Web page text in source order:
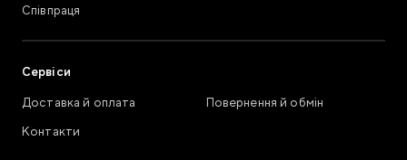
Співпраця
Сервіси
Доставка й оплата
Повернення й обмін
Контакти